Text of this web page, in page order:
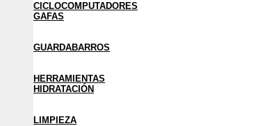
CICLOCOMPUTADORES
GAFAS
GUARDABARROS
HERRAMIENTAS
HIDRATACIÓN
LIMPIEZA